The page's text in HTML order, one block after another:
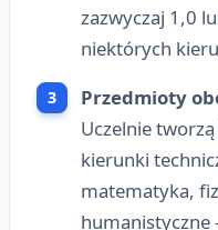
zazwyczaj 1,0
niektórych
Przedmioty
Uczelnie
kierunki
matematyka,
humanistyczne